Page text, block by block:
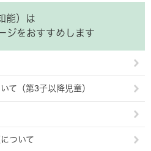
能）は
ジをおすすめします
て（第3子以降児童）
ついて